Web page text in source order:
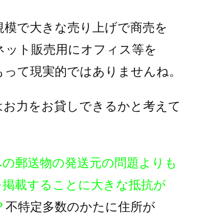
で大きな売り上げで商売を
ト販売用にオフィス等を
て現実的ではありませんね。
力をお貸しできるかと考えて
郵送物の発送元の問題よりも
載することに大きな抵抗が
不特定多数のかたに住所が